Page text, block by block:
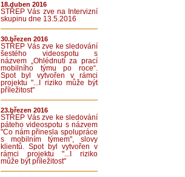
18.duben 2016
STŘEP Vás zve na Intervizní
skupinu dne 13.5.2016
30.březen 2016
STŘEP Vás zve ke sledování
šestého videospotu s
názvem „Ohlédnutí za prací
mobilního týmu po roce“.
Spot byl vytvořen v rámci
projektu "...I riziko může být
příležitost"
23.březen 2016
STŘEP Vás zve ke sledování
páteho videospotu s názvem
"Co nám přinesla spolupráce
s mobilním týmem", slovy
klientů. Spot byl vytvořen v
rámci projektu "...I riziko
může být příležitost"